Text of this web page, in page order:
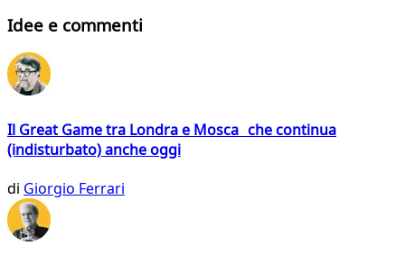
Idee e commenti
Il Great Game tra Londra e Mosca che continua
(indisturbato) anche oggi
di Giorgio Ferrari